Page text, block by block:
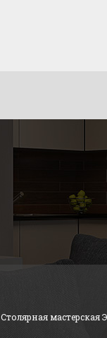
Столярная мастерская